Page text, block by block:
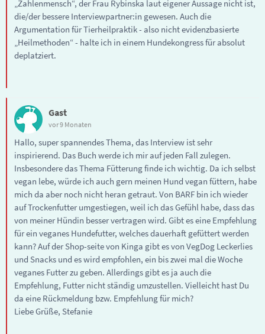
„Zahlenmensch“, der Frau Rybinska laut eigener Aussage nicht ist,
die/der bessere Interviewpartner:in gewesen. Auch die
Argumentation für Tierheilpraktik - also nicht evidenzbasierte
„Heilmethoden“ - halte ich in einem Hundekongress für absolut
deplatziert.
Gast
vor 9 Monaten
Hallo, super spannendes Thema, das Interview ist sehr
inspirierend. Das Buch werde ich mir auf jeden Fall zulegen.
Insbesondere das Thema Fütterung finde ich wichtig. Da ich selbst
vegan lebe, würde ich auch gern meinen Hund vegan füttern, habe
mich da aber noch nicht heran getraut. Von BARF bin ich wieder
auf Trockenfutter umgestiegen, weil ich das Gefühl habe, dass das
von meiner Hündin besser vertragen wird. Gibt es eine Empfehlung
für ein veganes Hundefutter, welches dauerhaft gefüttert werden
kann? Auf der Shop-seite von Kinga gibt es von VegDog Leckerlies
und Snacks und es wird empfohlen, ein bis zwei mal die Woche
veganes Futter zu geben. Allerdings gibt es ja auch die
Empfehlung, Futter nicht ständig umzustellen. Vielleicht hast Du
da eine Rückmeldung bzw. Empfehlung für mich?
Liebe Grüße, Stefanie